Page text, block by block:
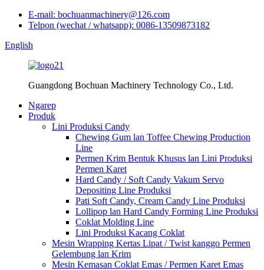
E-mail: bochuanmachinery@126.com
Telpon (wechat / whatsapp): 0086-13509873182
English
Guangdong Bochuan Machinery Technology Co., Ltd.
Ngarep
Produk
Lini Produksi Candy
Chewing Gum lan Toffee Chewing Production
Line
Permen Krim Bentuk Khusus lan Lini Produksi
Permen Karet
Hard Candy / Soft Candy Vakum Servo
Depositing Line Produksi
Pati Soft Candy, Cream Candy Line Produksi
Lollipop lan Hard Candy Forming Line Produksi
Coklat Molding Line
Lini Produksi Kacang Coklat
Mesin Wrapping Kertas Lipat / Twist kanggo Permen
Gelembung lan Krim
Mesin Kemasan Coklat Emas / Permen Karet Emas